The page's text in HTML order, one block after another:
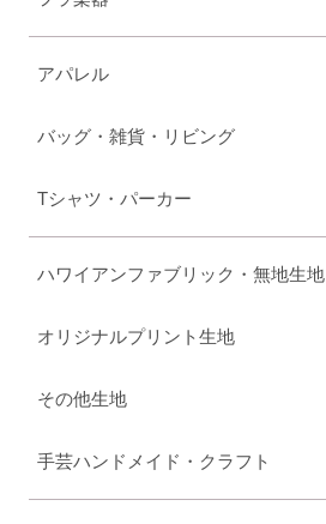
アパレル
バッグ・雑貨・リビング
Tシャツ・パーカー
ハワイアンファブリック・無地生地
オリジナルプリント生地
その他生地
手芸ハンドメイド・クラフト